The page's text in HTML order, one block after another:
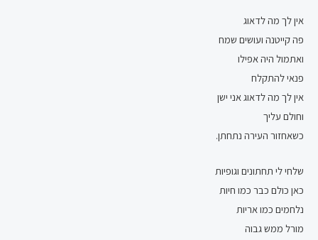
אין לך מה לדאוג
פה קייטנה ועושים שמח
ואתמול היה אפילו
פנאי להתקלח
אין לך מה לדאוג אני ישן
וחולם עליך
כשאחזור העירה נתחתן.
שלחי לי תחתונים וגופיות
כאן כולם כבר כמו חיות
נלחמים כמו אריות
מורל ממש גבוה